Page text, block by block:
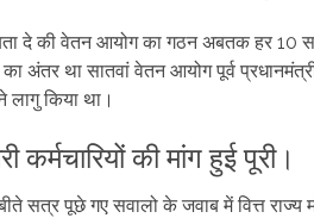
दे की वेतन आयोग का गठन अबतक हर 10
अंतर था सातवां वेतन आयोग पूर्व
लागु किया था।
कर्मचारियों की मांग हुई पूरी।
सत्र पूछे गए सवालो के जवाब में वित्त